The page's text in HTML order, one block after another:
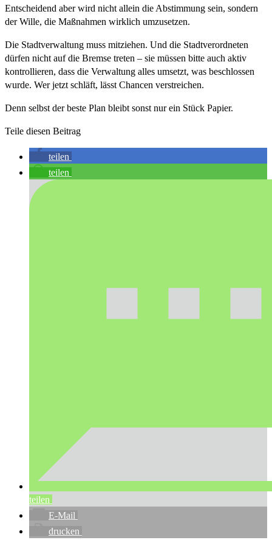
Entscheidend aber wird nicht allein die Abstimmung sein, sondern
der Wille, die Maßnahmen wirklich umzusetzen.
Die Stadtverwaltung muss mitziehen. Und die Stadtverordneten
dürfen nicht auf die Bremse treten – sie müssen bitte auch aktiv
kontrollieren, dass die Verwaltung alles umsetzt, was beschlossen
wurde. Wer jetzt schläft, lässt Chancen verstreichen.
Denn selbst der beste Plan bleibt sonst nur ein Stück Papier.
Teile diesen Beitrag
teilen
teilen
teilen
E-Mail
drucken